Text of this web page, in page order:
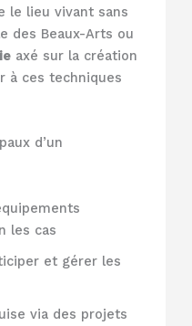
le lieu vivant sans
des Beaux-Arts ou
axé sur la création
à ces techniques
d’un
les cas
et gérer les
via des projets